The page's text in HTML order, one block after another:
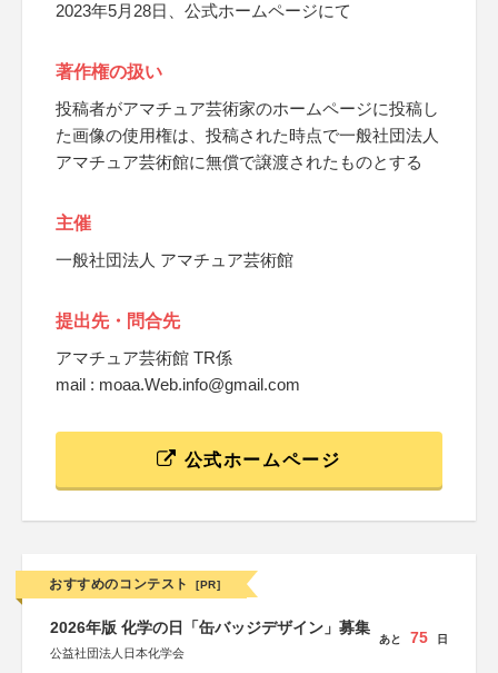
2023年5月28日、公式ホームページにて
著作権の扱い
投稿者がアマチュア芸術家のホームページに投稿し
た画像の使用権は、投稿された時点で一般社団法人
アマチュア芸術館に無償で譲渡されたものとする
主催
一般社団法人 アマチュア芸術館
提出先・問合先
アマチュア芸術館 TR係
mail : moaa.Web.info@gmail.com
公式ホームページ
おすすめのコンテスト [PR]
2026年版 化学の日「缶バッジデザイン」募集
公益社団法人日本化学会
あと 75 日